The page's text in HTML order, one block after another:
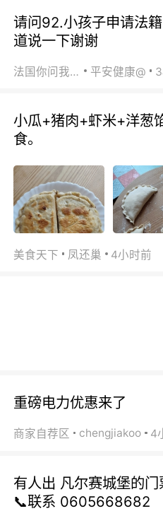
请问92.小孩子申请法
道说一下谢谢
法国你问我答 平安健康@
小瓜+猪肉+虾米+洋葱
食。
美食天下 凤还巢 4小时前
重磅电力优惠来了
商家自荐区 chengjiakoo 4
有人出 凡尔赛城堡的
📞联系 0605668682